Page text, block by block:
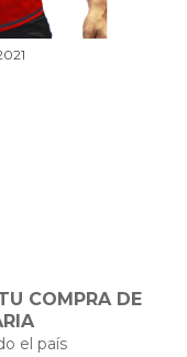
COMPRA DE
el país